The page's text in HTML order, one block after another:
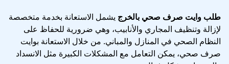
طلب وايت صرف صحي بالخرج يشمل الاستعانة بخدمة متخصصة
لإزالة وتنظيف المجاري والأنابيب، وهي ضرورية للحفاظ على
النظام الصحي في المنازل والمباني. من خلال الاستعانة بوايت
صرف صحي، يمكن التعامل مع المشكلات الكبيرة مثل الانسداد